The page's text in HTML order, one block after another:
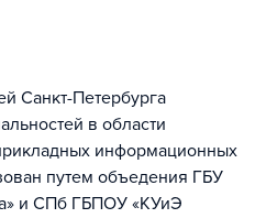
Санкт-Петербурга
в области
информационных
путем объедения ГБУ
и СПб ГБПОУ «КУиЭ